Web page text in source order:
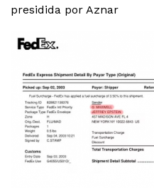
presidida por Aznar